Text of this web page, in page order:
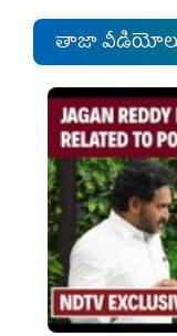
తాజా